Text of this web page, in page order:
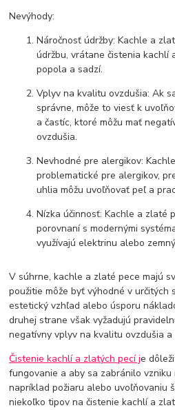
Nevýhody:
Náročnosť údržby: Kachle a
údržbu, vrátane čistenia kachlí
popola a sadzí.
Vplyv na kvalitu ovzdušia: Ak
správne, môže to viesť k
a častíc, ktoré môžu mať
ovzdušia.
Nevhodné pre alergikov:
problematické pre alergikov,
uhlia môžu uvoľňovať peľ a
Nízka účinnosť: Kachle a zlaté
porovnaní s modernými
využívajú elektrinu alebo
V súhrne, kachle a zlaté pece majú
použitie môže byť výhodné v určitých
estetický vzhľad alebo úsporu
druhej strane však vyžadujú
negatívny vplyv na kvalitu ovzdušia
Čistenie kachlí a zlatých pecí je
fungovanie a aby sa zabránilo vzniku
napríklad požiaru alebo uvoľňovaniu
niekoľko tipov na čistenie kachlí a